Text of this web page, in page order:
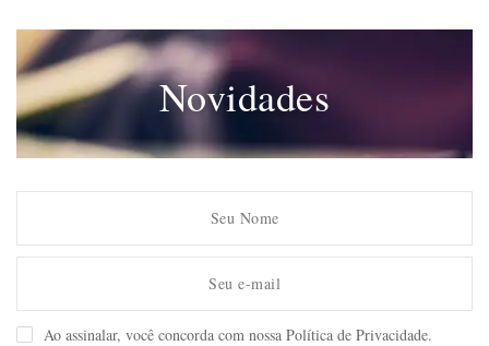
Novidades
Ao assinalar, você concorda com nossa Política de Privacidade.